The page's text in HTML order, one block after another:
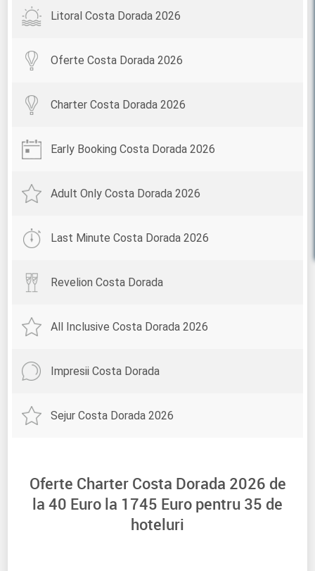
Litoral Costa Dorada 2026
Oferte Costa Dorada 2026
Charter Costa Dorada 2026
Early Booking Costa Dorada 2026
Adult Only Costa Dorada 2026
Last Minute Costa Dorada 2026
Revelion Costa Dorada
All Inclusive Costa Dorada 2026
Impresii Costa Dorada
Sejur Costa Dorada 2026
Oferte Charter Costa Dorada 2026 de
la 40 Euro la 1745 Euro pentru 35 de
hoteluri